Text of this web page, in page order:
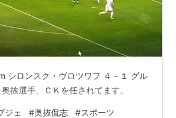
シロンスク・ヴロツワフ ４－１ グル
抜選手、ＣＫを任されてます。
ジェ #奥抜侃志 #スポーツ